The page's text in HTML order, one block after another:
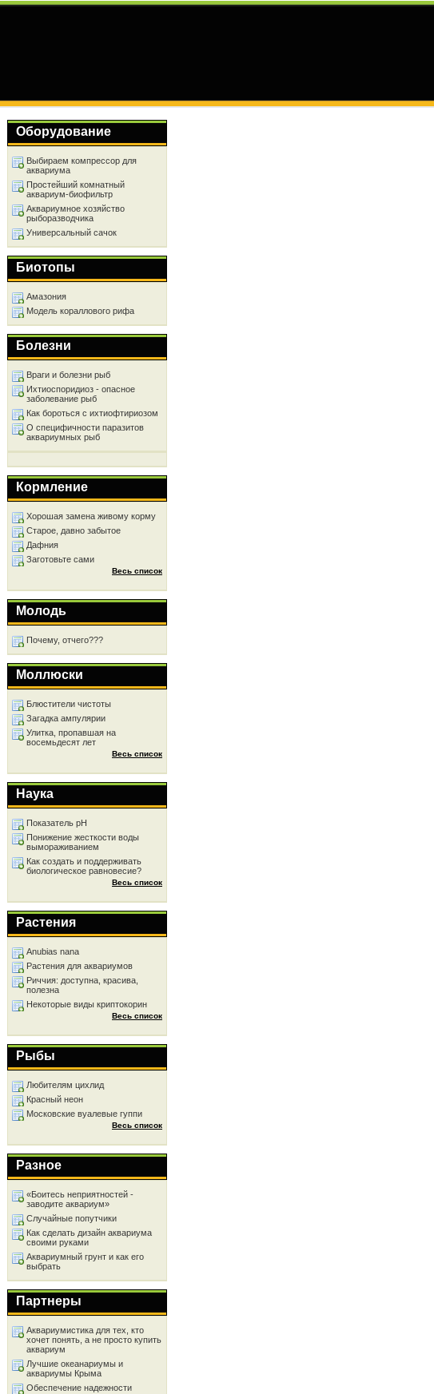
Оборудование
Выбираем компрессор для
аквариума
Простейший комнатный
аквариум-биофильтр
Аквариумное хозяйство
рыборазводчика
Универсальный сачок
Биотопы
Амазония
Модель кораллового рифа
Болезни
Враги и болезни рыб
Ихтиоспоридиоз - опасное
заболевание рыб
Как бороться с ихтиофтириозом
О специфичности паразитов
аквариумных рыб
Кормление
Хорошая замена живому корму
Старое, давно забытое
Дафния
Заготовьте сами
Весь список
Молодь
Почему, отчего???
Моллюски
Блюстители чистоты
Загадка ампулярии
Улитка, пропавшая на
восемьдесят лет
Весь список
Наука
Показатель рН
Понижение жесткоcти воды
вымораживанием
Как создать и поддерживать
биологическое равновесие?
Весь список
Растения
Anubias nana
Растения для аквариумов
Риччия: доступна, красива,
полезна
Некоторые виды криптокорин
Весь список
Рыбы
Любителям цихлид
Красный неон
Московские вуалевые гуппи
Весь список
Разное
«Боитесь неприятностей -
заводите аквариум»
Случайные попутчики
Как сделать дизайн аквариума
своими руками
Аквариумный грунт и как его
выбрать
Партнеры
Аквариумистика для тех, кто
хочет понять, а не просто купить
аквариум
Лучшие океанариумы и
аквариумы Крыма
Обеспечение надежности